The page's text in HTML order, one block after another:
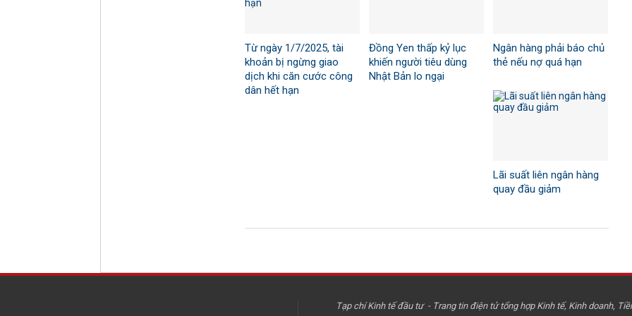
Từ ngày 1/7/2025, tài
khoản bị ngừng giao
dịch khi căn cước công
dân hết hạn
Đồng Yen thấp kỷ lục
khiến người tiêu dùng
Nhật Bản lo ngại
Ngân hàng phải báo chủ
thẻ nếu nợ quá hạn
Lãi suất liên ngân hàng
quay đầu giảm
Tạp chí Kinh tế đầu tư - Trang tin điện tử tổng hợp Kinh tế, Kinh doanh,